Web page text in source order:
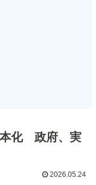
本化 政府、実
2026.05.24